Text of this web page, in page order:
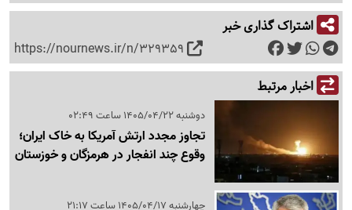
اشتراک گذاری خبر
https://nournews.ir/n/329359
اخبار مرتبط
دوشنبه 1405/04/22 ساعت 02:49
تجاوز مجدد ارتش آمریکا به خاک ایران؛
وقوع چند انفجار در هرمزگان و خوزستان
چهارشنبه 1405/04/17 ساعت 21:17